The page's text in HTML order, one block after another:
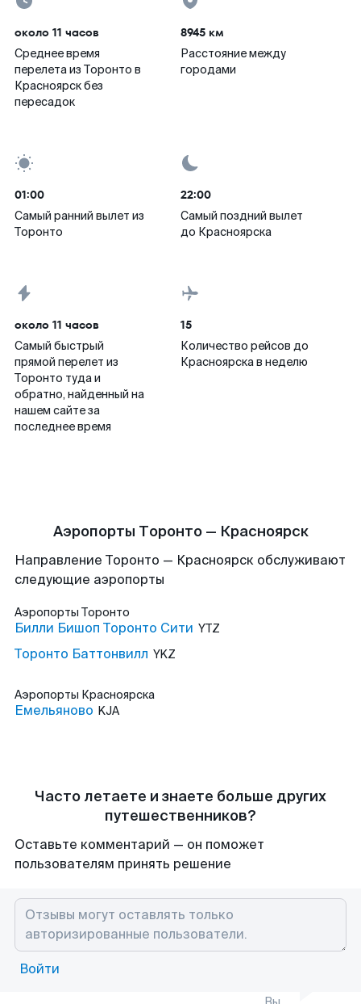
около 11 часов
Среднее время
перелета из Торонто в
Красноярск без
пересадок
8945 км
Расстояние между
городами
01:00
Самый ранний вылет из
Торонто
22:00
Самый поздний вылет
до Красноярска
около 11 часов
Самый быстрый
прямой перелет из
Торонто туда и
обратно, найденный на
нашем сайте за
последнее время
15
Количество рейсов до
Красноярска в неделю
Аэропорты Торонто — Красноярск
Направление Торонто — Красноярск обслуживают
следующие аэропорты
Аэропорты Торонто
Билли Бишоп Торонто Сити YTZ
Торонто Баттонвилл YKZ
Аэропорты Красноярска
Емельяново KJA
Часто летаете и знаете больше других
путешественников?
Оставьте комментарий — он поможет
пользователям принять решение
Войти